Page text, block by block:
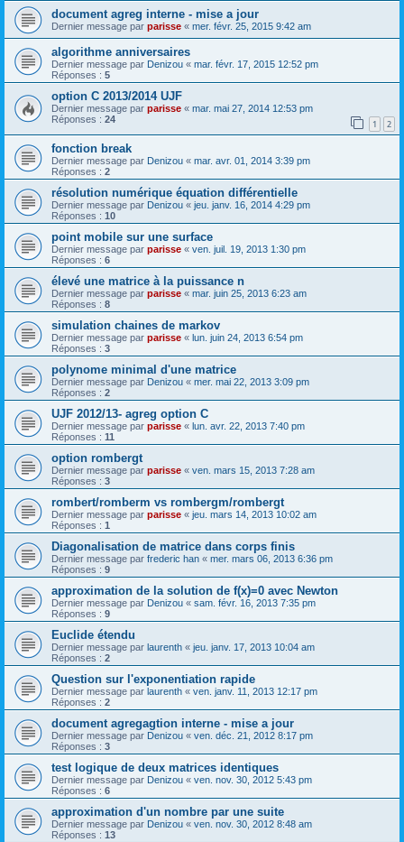
document agreg interne - mise a jour
Dernier message par parisse « mer. févr. 25, 2015 9:42 am
algorithme anniversaires
Dernier message par Denizou « mar. févr. 17, 2015 12:52 pm
Réponses : 5
option C 2013/2014 UJF
Dernier message par parisse « mar. mai 27, 2014 12:53 pm
Réponses : 24 1 2
fonction break
Dernier message par Denizou « mar. avr. 01, 2014 3:39 pm
Réponses : 2
résolution numérique équation différentielle
Dernier message par Denizou « jeu. janv. 16, 2014 4:29 pm
Réponses : 10
point mobile sur une surface
Dernier message par parisse « ven. juil. 19, 2013 1:30 pm
Réponses : 6
élevé une matrice à la puissance n
Dernier message par parisse « mar. juin 25, 2013 6:23 am
Réponses : 8
simulation chaines de markov
Dernier message par parisse « lun. juin 24, 2013 6:54 pm
Réponses : 3
polynome minimal d'une matrice
Dernier message par Denizou « mer. mai 22, 2013 3:09 pm
Réponses : 2
UJF 2012/13- agreg option C
Dernier message par parisse « lun. avr. 22, 2013 7:40 pm
Réponses : 11
option rombergt
Dernier message par parisse « ven. mars 15, 2013 7:28 am
Réponses : 3
rombert/romberm vs rombergm/rombergt
Dernier message par parisse « jeu. mars 14, 2013 10:02 am
Réponses : 1
Diagonalisation de matrice dans corps finis
Dernier message par frederic han « mer. mars 06, 2013 6:36 pm
Réponses : 9
approximation de la solution de f(x)=0 avec Newton
Dernier message par Denizou « sam. févr. 16, 2013 7:35 pm
Réponses : 9
Euclide étendu
Dernier message par laurenth « jeu. janv. 17, 2013 10:04 am
Réponses : 2
Question sur l'exponentiation rapide
Dernier message par laurenth « ven. janv. 11, 2013 12:17 pm
Réponses : 2
document agregagtion interne - mise a jour
Dernier message par Denizou « ven. déc. 21, 2012 8:17 pm
Réponses : 3
test logique de deux matrices identiques
Dernier message par Denizou « ven. nov. 30, 2012 5:43 pm
Réponses : 6
approximation d'un nombre par une suite
Dernier message par Denizou « ven. nov. 30, 2012 8:48 am
Réponses : 13